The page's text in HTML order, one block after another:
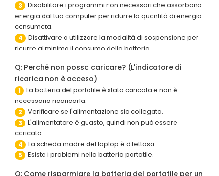
3
Disabilitare i programmi non necessari che assorbono
energia dal tuo computer per ridurre la quantità di energia
consumata.
4
Disattivare o utilizzare la modalità di sospensione per
ridurre al minimo il consumo della batteria.
Q: Perché non posso caricare? (L'indicatore di
ricarica non è acceso)
1
La batteria del portatile è stata caricata e non è
necessario ricaricarla.
2 Verificare se l'alimentazione sia collegata.
3
L'alimentatore è guasto, quindi non può essere
caricato.
4 La scheda madre del laptop è difettosa.
5 Esiste i problemi nella batteria portatile.
Q: Come risparmiare la batteria del portatile per un